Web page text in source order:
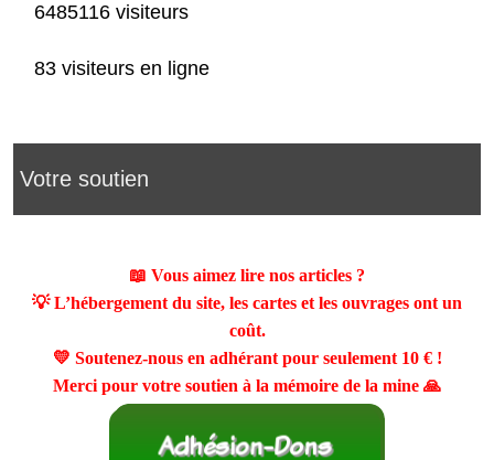
6485116 visiteurs
83 visiteurs en ligne
Votre soutien
📖 Vous aimez lire nos articles ?
💡 L’hébergement du site, les cartes et les ouvrages ont un
coût.
💛 Soutenez-nous en adhérant pour seulement 10 €!
Merci pour votre soutien à la mémoire de la mine 🙏